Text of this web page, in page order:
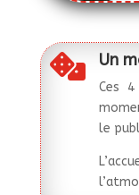
 Un
Ces
le